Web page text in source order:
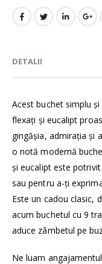
DETALII
Acest buchet simplu
flexați și eucalipt
gingășia, admirația și
o notă modernă
și eucalipt este
sau pentru a-ți
Este un cadou clasic,
acum buchetul cu 9
aduce zâmbetul pe
Ne luam